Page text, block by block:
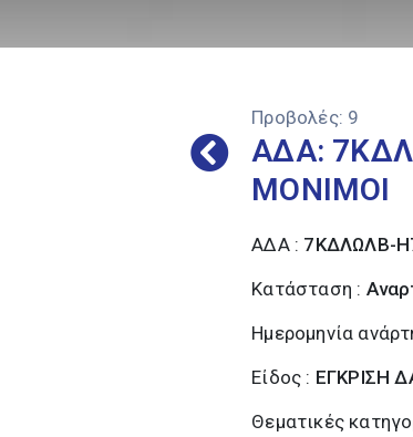
Προβολές: 9
ΑΔΑ:
ΜΟΝΙΜΟΙ
ΑΔΑ : 7ΚΔΛΩΛΒ-
Κατάσταση :
Ημερομηνία
Είδος : ΕΓΚΡΙΣΗ
Θεματικές